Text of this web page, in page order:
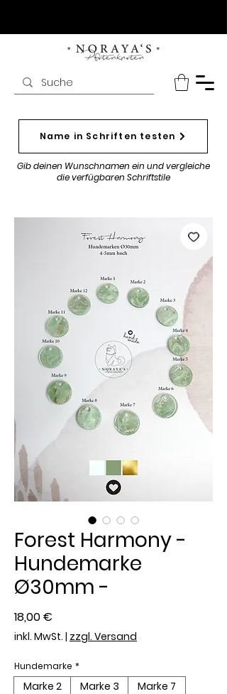
Name in Schriften testen
Gib deinen Wunschnamen ein und vergleiche
die verfügbaren Schriftstile
Forest Harmony -
Hundemarke
Ø30mm -
18,00 €
inkl. MwSt. | zzgl. Versand
Hundemarke *
Marke 2 Marke 3
Marke 7